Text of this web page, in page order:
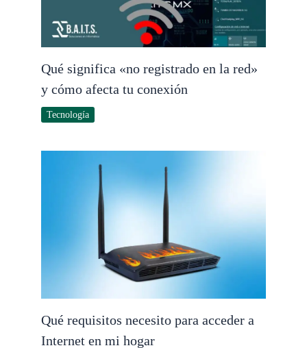
Qué significa «no registrado en la red»
y cómo afecta tu conexión
Tecnología
Qué requisitos necesito para acceder a
Internet en mi hogar